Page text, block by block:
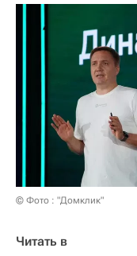
© Фото : "Домклик"
Читать в